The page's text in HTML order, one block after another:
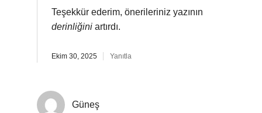
Teşekkür ederim, önerileriniz yazının
derinliğini artırdı.
Ekim 30, 2025 Yanıtla
Güneş